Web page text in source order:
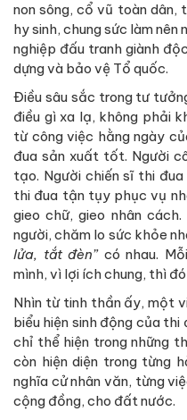
non sông, cổ vũ toàn dân,
hy sinh, chung sức làm
nghiệp đấu tranh giành
dựng và bảo vệ Tổ quốc.
Điều sâu sắc trong tư
điều gì xa lạ, không phải
từ công việc hằng ngày
đua sản xuất tốt. Người
tạo. Người chiến sĩ thi
thi đua tận tụy phục vụ
gieo chữ, gieo nhân
người, chăm lo sức khỏe
lửa, tắt đèn”có nhau.
mình, vì lợi ích chung, thì
Nhìn từ tinh thần ấy, một
biểu hiện sinh động của thi
chỉ thể hiện trong những
còn hiện diện trong từng
nghĩa cử nhân văn, từng
cộng đồng, cho đất nước.